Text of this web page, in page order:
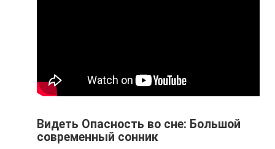
Видеть Опасность во сне: Большой
современный сонник